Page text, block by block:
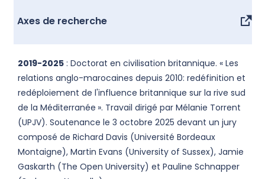
Axes de recherche
2019-2025 : Doctorat en civilisation britannique. « Les
relations anglo-marocaines depuis 2010: redéfinition et
redéploiement de l'influence britannique sur la rive sud
de la Méditerranée ». Travail dirigé par Mélanie Torrent
(UPJV). Soutenance le 3 octobre 2025 devant un jury
composé de Richard Davis (Université Bordeaux
Montaigne), Martin Evans (University of Sussex), Jamie
Gaskarth (The Open University) et Pauline Schnapper